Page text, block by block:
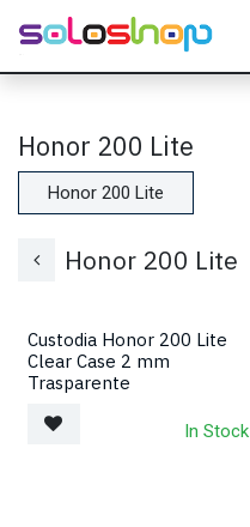
Passa al contenuto
Honor 200 Lite
Honor 200 Lite
Honor 200 Lite
Custodia Honor 200 Lite
Clear Case 2 mm
Trasparente
In Stock